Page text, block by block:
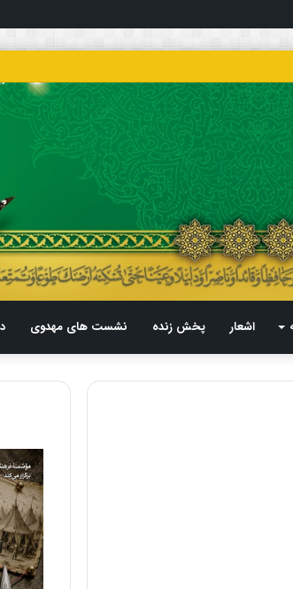
اشعار پخش زنده نشست های مهدوی